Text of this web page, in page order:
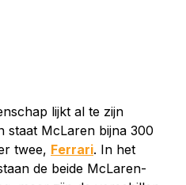
lijkt al te zijn
staat McLaren bijna 300
twee, Ferrari. In het
de beide McLaren-